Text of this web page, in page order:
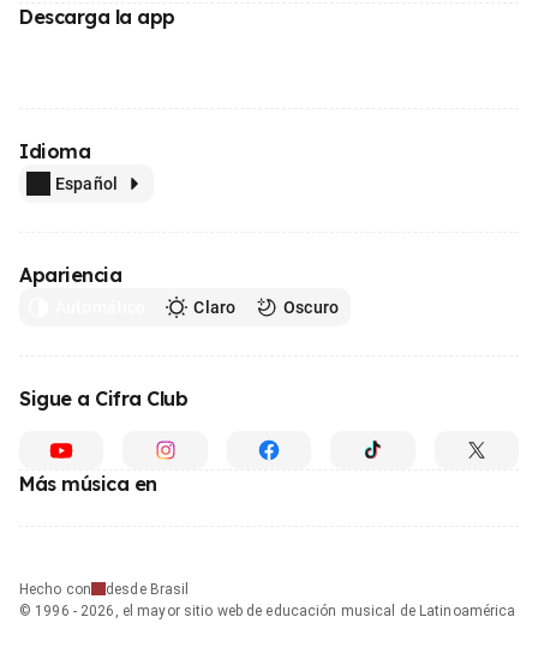
Descarga la app
Idioma
Español
Apariencia
Claro Oscuro
Sigue a Cifra Club
Más música en
Hecho con
desde Brasil
© 1996 - 2026, el mayor sitio web de educación musical de Latinoamérica